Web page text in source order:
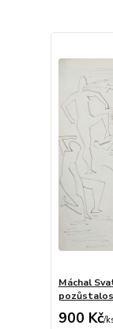
Máchal
900 Kč/